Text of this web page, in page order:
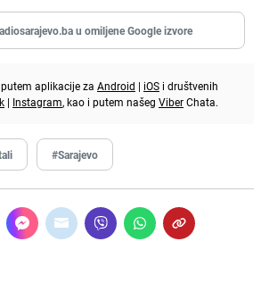
u omiljene Google izvore
aplikacije za Android | iOS i društvenih
| Instagram, kao i putem našeg ViberChata.
#Sarajevo